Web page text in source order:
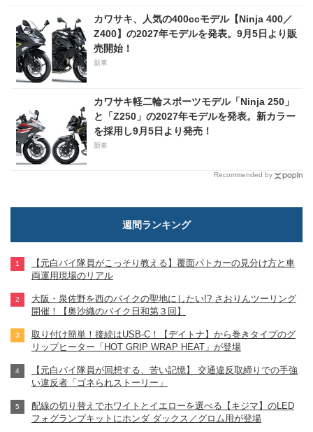
カワサキ、人気の400ccモデル【Ninja 400／
Z400】の2027年モデルを発表。9月5日より販
売開始！
新車
カワサキ軽二輪スポーツモデル「Ninja 250」
と「Z250」の2027年モデルを発表。新カラー
を採用し9月5日より発売！
新車
Recommended by
週間ランキング
【元白バイ隊員がこっそり教える】覆面パトカーの見分け方と車
両運用現場のリアル
大阪・泉佐野を西のバイクの聖地にしたい!? さおりんツーリング
開催！【奥沙織のバイク日和第３回】
取り付け簡単！接続はUSB-C！【デイトナ】から巻きタイプのグ
リップヒーター「HOT GRIP WRAP HEAT」が登場
【元白バイ隊員が回想する、苦い記憶】 交通違反取締りでの手強
い違反者「ゴネられストーリー」
配線の切り替えでホワイトとイエローを選べる【キジマ】のLED
フォグランプキットにホンダ ダックス／グロム用が登場